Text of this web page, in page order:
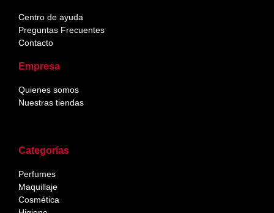
Categorías
Perfumes
Maquillaje
Cosmética
Centro de ayuda
Preguntas Frecuentes
Contacto
Empresa
Quienes somos
Nuestras tiendas